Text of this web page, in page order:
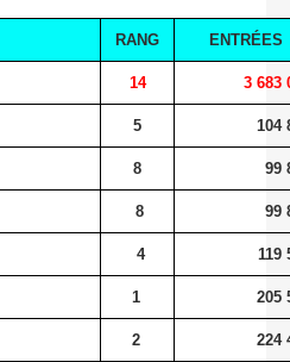
RANG ENTRÉES
14 3 683
5 104
8 99
8 99
4 119
1 205
2 224